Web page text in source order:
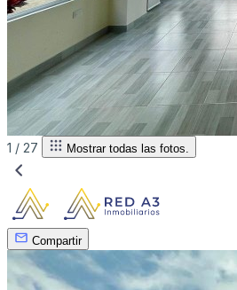
1 / 27 Mostrar todas las fotos.
Compartir